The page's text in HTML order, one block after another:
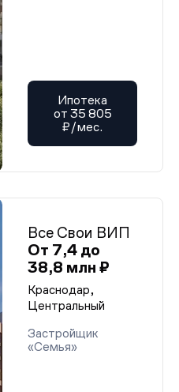
Ипотека
от 35 805
₽/мес.
Все Свои ВИП
От 7,4 до
38,8 млн ₽
Краснодар,
Центральный
Застройщик
«Семья»